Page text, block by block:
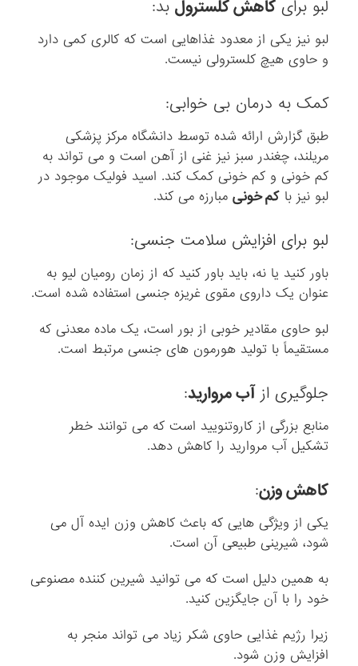
لبو برایکاهش کلسترول بد:
لبو نیز یکی از معدود غذاهایی است که کالری کمی دارد
و حاوی هیچ کلسترولی نیست.
کمک به درمان بی خوابی:
طبق گزارش ارائه شده توسط دانشگاه مرکز پزشکی
مریلند، چغندر سبز نیز غنی از آهن است و می تواند به
کم خونی و کم خونی کمک کند. اسید فولیک موجود در
لبو نیز باکم خونی مبارزه می کند.
لبو برای افزایش سلامت جنسی:
باور کنید یا نه، باید باور کنید که از زمان رومیان لیو به
عنوان یک داروی مقوی غریزه جنسی استفاده شده است.
لبو حاوی مقادیر خوبی از بور است، یک ماده معدنی که
مستقیماً با تولید هورمون های جنسی مرتبط است.
جلوگیری ازآب مروارید:
منابع بزرگی از کاروتنویید است که می توانند خطر
تشکیل آب مروارید را کاهش دهد.
کاهش وزن:
یکی از ویژگی هایی که باعث کاهش وزن ایده آل می
شود، شیرینی طبیعی آن است.
به همین دلیل است که می توانید شیرین کننده مصنوعی
خود را با آن جایگزین کنید.
زیرا رژیم غذایی حاوی شکر زیاد می تواند منجر به
افزایش وزن شود.